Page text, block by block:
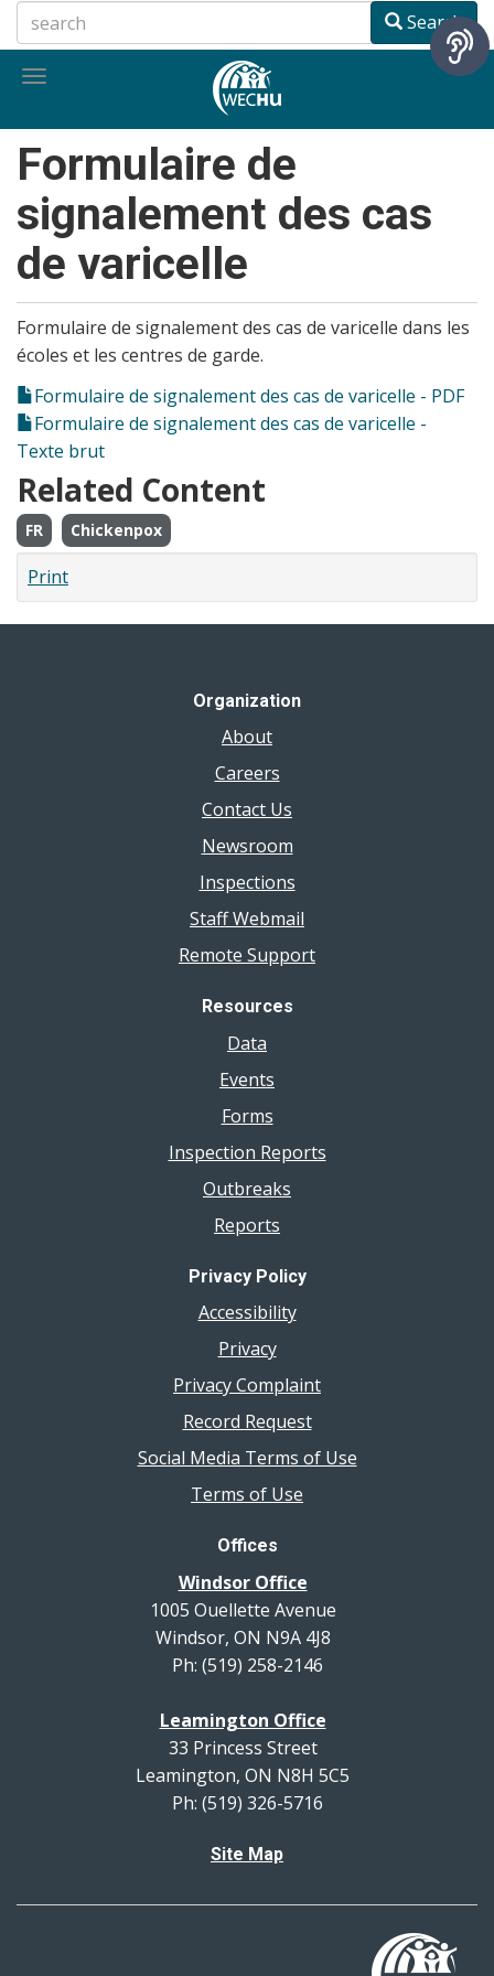
to
main
Search
Toggle
Formulaire de
signalement des cas
de varicelle
Formulaire de signalement des cas de varicelle dans les
écoles et les centres de garde.
Formulaire de signalement des cas de varicelle - PDF
Formulaire de signalement des cas de varicelle -
Texte brut
Related Content
FR Chickenpox
Print
Organization
About
Careers
Contact Us
Newsroom
Inspections
Staff Webmail
Remote Support
Resources
Data
Events
Forms
Inspection Reports
Outbreaks
Reports
Privacy Policy
Accessibility
Privacy
Privacy Complaint
Record Request
Social Media Terms of Use
Terms of Use
Offices
Windsor Office
1005 Ouellette Avenue
Windsor, ON N9A 4J8
Ph: (519) 258-2146
Leamington Office
33 Princess Street
Leamington, ON N8H 5C5
Ph: (519) 326-5716
Site Map